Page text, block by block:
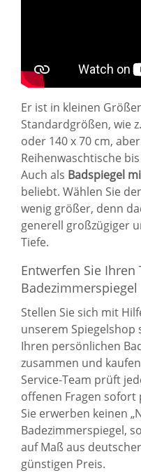
Er ist in kleinen
Standardgrößen, wie
oder 140 x 70 cm,
Reihenwaschtische
Auch als Badspiegel
beliebt. Wählen Sie
wenig größer, denn
generell großzügiger
Tiefe.
Entwerfen Sie Ihren
Badezimmerspiegel
Stellen Sie sich mit
unserem
Ihren persönlichen
zusammen und
Service-Team prüft
offenen Fragen sofort
Sie erwerben keinen
Badezimmerspiegel,
auf Maß aus
günstigen Preis.